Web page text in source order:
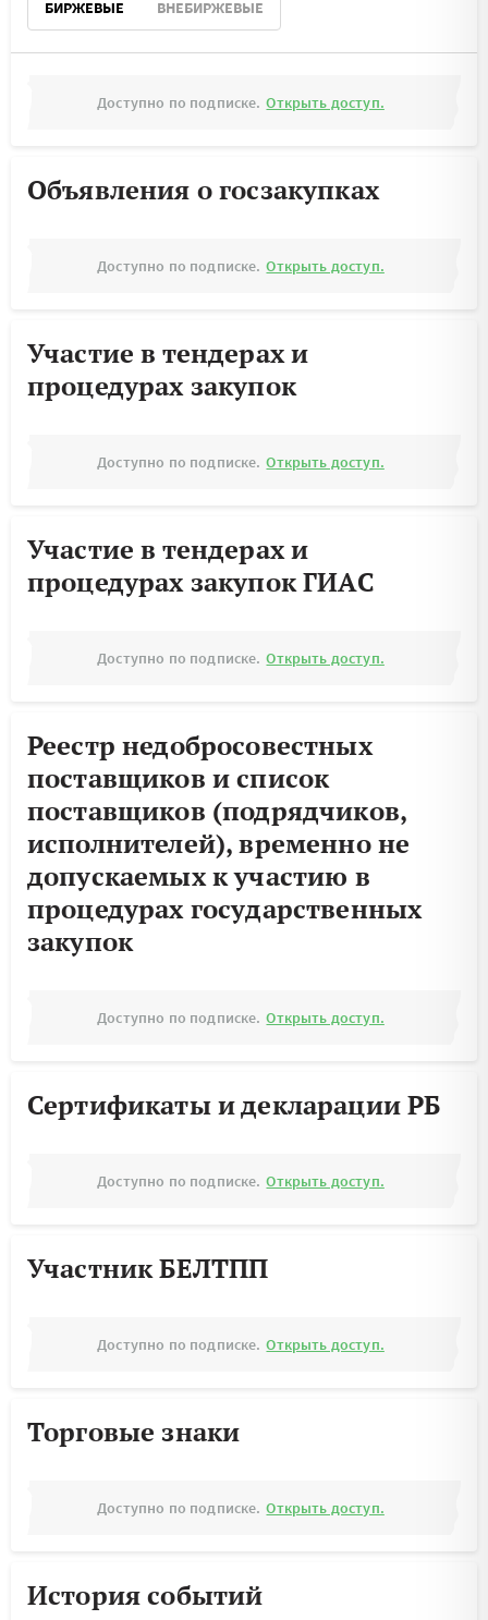
БИРЖЕВЫЕ ВНЕБИРЖЕВЫЕ
Доступно по подписке. Открыть доступ.
Объявления о госзакупках
Доступно по подписке. Открыть доступ.
Участие в тендерах и
процедурах закупок
Доступно по подписке. Открыть доступ.
Участие в тендерах и
процедурах закупок ГИАС
Доступно по подписке. Открыть доступ.
Реестр недобросовестных
поставщиков и список
поставщиков (подрядчиков,
исполнителей), временно не
допускаемых к участию в
процедурах государственных
закупок
Доступно по подписке. Открыть доступ.
Сертификаты и декларации РБ
Доступно по подписке. Открыть доступ.
Участник БЕЛТПП
Доступно по подписке. Открыть доступ.
Торговые знаки
Доступно по подписке. Открыть доступ.
История событий